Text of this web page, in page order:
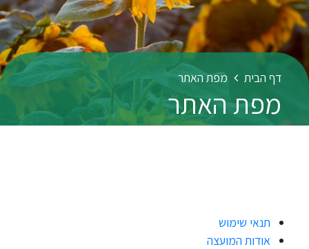
דף הבית מפת האתר
מפת האתר
תנאי שימוש
אודות המועצה